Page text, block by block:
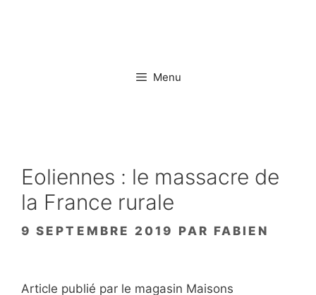
Menu
Eoliennes : le massacre de
la France rurale
9 SEPTEMBRE 2019 PAR FABIEN
Article publié par le magasin Maisons